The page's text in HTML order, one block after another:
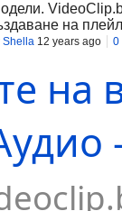
на
Shella 12 years ago 0
на